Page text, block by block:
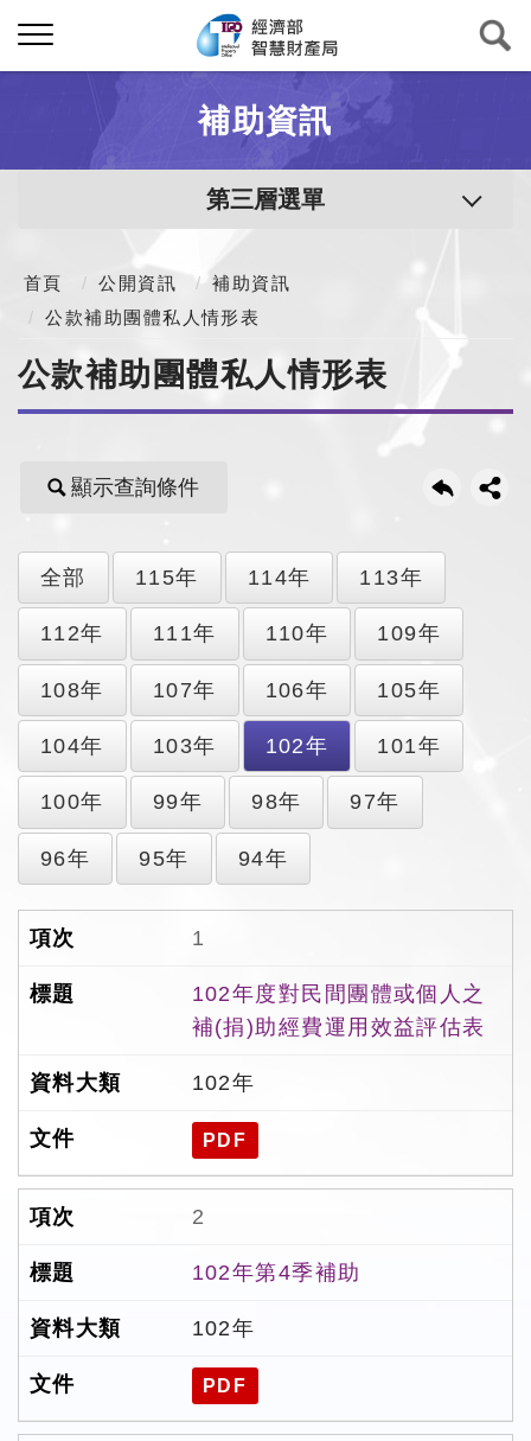
補助資訊
第三層選單
首頁 公開資訊
補助資訊
公款補助團體私人情形表
公款補助團體私人情形表
顯示查詢條件
全部 115年 114年 113年
112年 111年 110年 109年
108年 107年 106年 105年
104年 103年 102年 101年
100年 99年 98年 97年
96年 95年 94年
1
102年度對民間團體或個人之
補(捐)助經費運用效益評估表
102年
PDF
2
102年第4季補助
102年
PDF